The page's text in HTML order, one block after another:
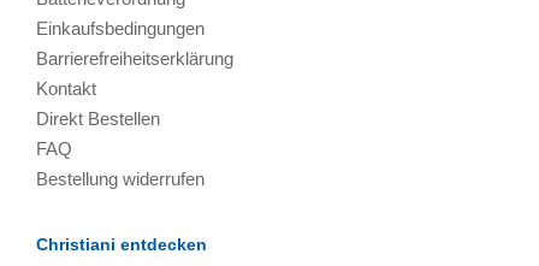
Einkaufsbedingungen
Barrierefreiheitserklärung
Kontakt
Direkt Bestellen
FAQ
Bestellung widerrufen
Christiani entdecken